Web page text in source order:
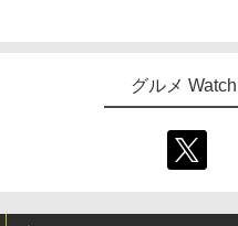
グルメ